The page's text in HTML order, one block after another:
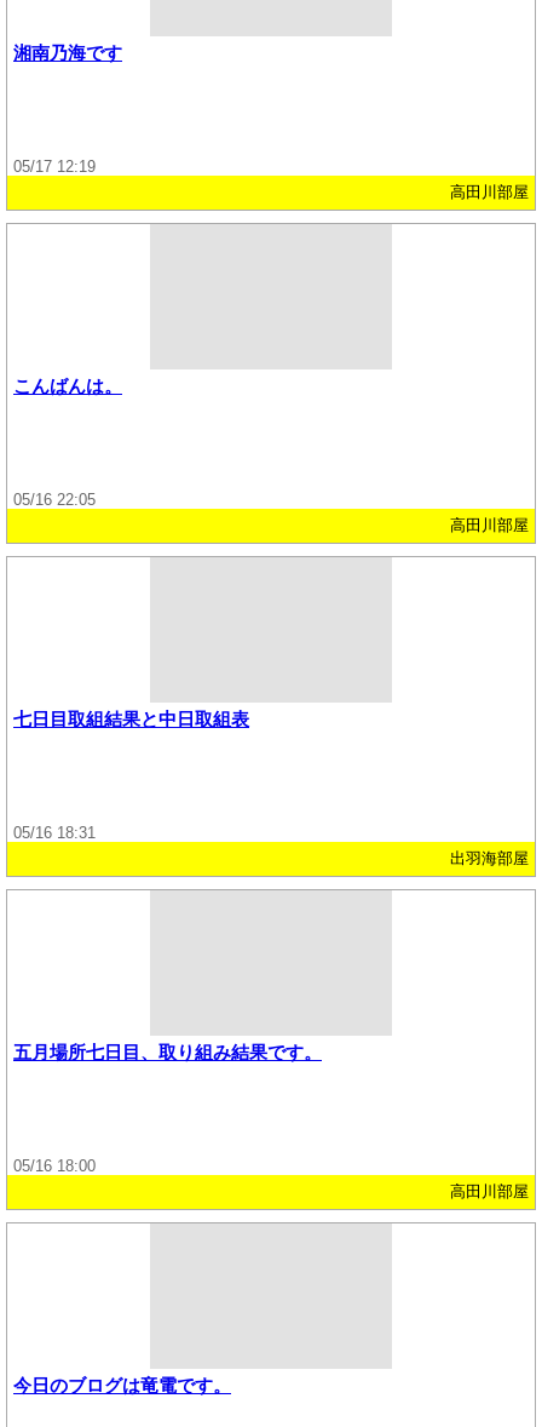
湘南乃海です
05/17 12:19
高田川部屋
こんばんは。
05/16 22:05
高田川部屋
七日目取組結果と中日取組表
05/16 18:31
出羽海部屋
五月場所七日目、取り組み結果です。
05/16 18:00
高田川部屋
今日のブログは竜電です。